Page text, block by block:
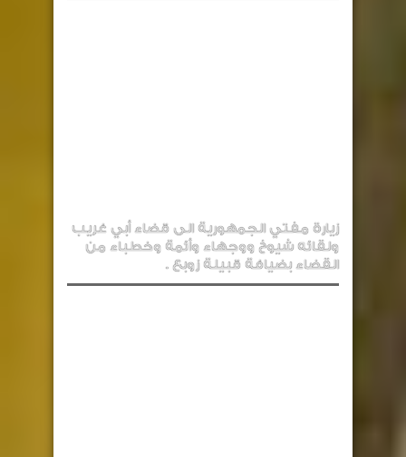
زيارة مفتي الجمهورية الى قضاء أبي غريب
ولقائه شيوخ ووجهاء وأئمة وخطباء من
القضاء بضيافة قبيلة زوبع .